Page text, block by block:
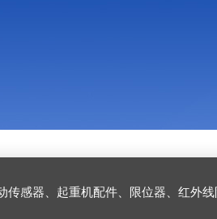
传感器、起重机配件、限位器、红外线防撞器